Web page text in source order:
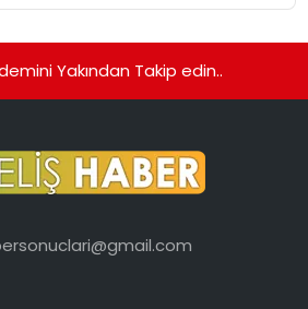
Yakından Takip edin..